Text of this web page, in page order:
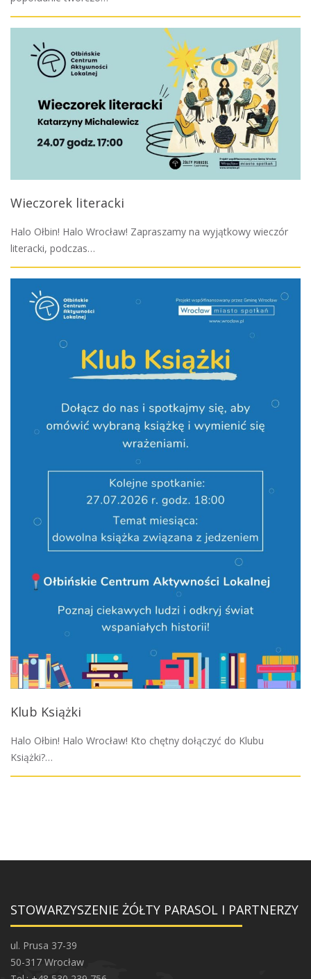
Wieczorek literacki
Halo Ołbin! Halo Wrocław! Zapraszamy na wyjątkowy wieczór
literacki, podczas…
Klub Książki
Halo Ołbin! Halo Wrocław! Kto chętny dołączyć do Klubu
Książki?…
STOWARZYSZENIE ŻÓŁTY PARASOL I PARTNERZY
ul. Prusa 37-39
50-317 Wrocław